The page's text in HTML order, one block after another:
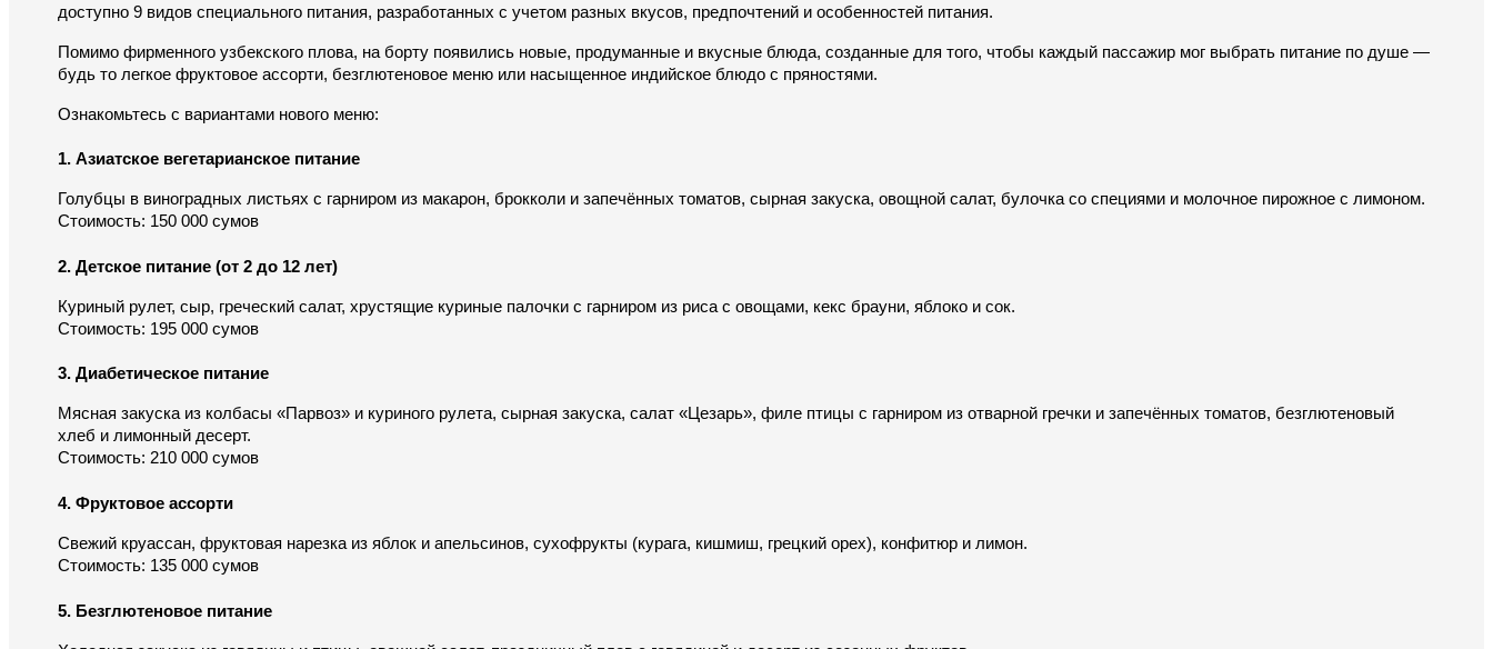
доступно 9 видов специального питания, разработанных с учетом разных вкусов, предпочтений и особенностей питания.
Помимо фирменного узбекского плова, на борту появились новые, продуманные и вкусные блюда, созданные для того, чтобы каждый пассажир мог выбрать питание по душе —
будь то легкое фруктовое ассорти, безглютеновое меню или насыщенное индийское блюдо с пряностями.
Ознакомьтесь с вариантами нового меню:
1. Азиатское вегетарианское питание
Голубцы в виноградных листьях с гарниром из макарон, брокколи и запечённых томатов, сырная закуска, овощной салат, булочка со специями и молочное пирожное с лимоном.
Стоимость: 150 000 сумов
2. Детское питание (от 2 до 12 лет)
Куриный рулет, сыр, греческий салат, хрустящие куриные палочки с гарниром из риса с овощами, кекс брауни, яблоко и сок.
Стоимость: 195 000 сумов
3. Диабетическое питание
Мясная закуска из колбасы «Парвоз» и куриного рулета, сырная закуска, салат «Цезарь», филе птицы с гарниром из отварной гречки и запечённых томатов, безглютеновый
хлеб и лимонный десерт.
Стоимость: 210 000 сумов
4. Фруктовое ассорти
Свежий круассан, фруктовая нарезка из яблок и апельсинов, сухофрукты (курага, кишмиш, грецкий орех), конфитюр и лимон.
Стоимость: 135 000 сумов
5. Безглютеновое питание